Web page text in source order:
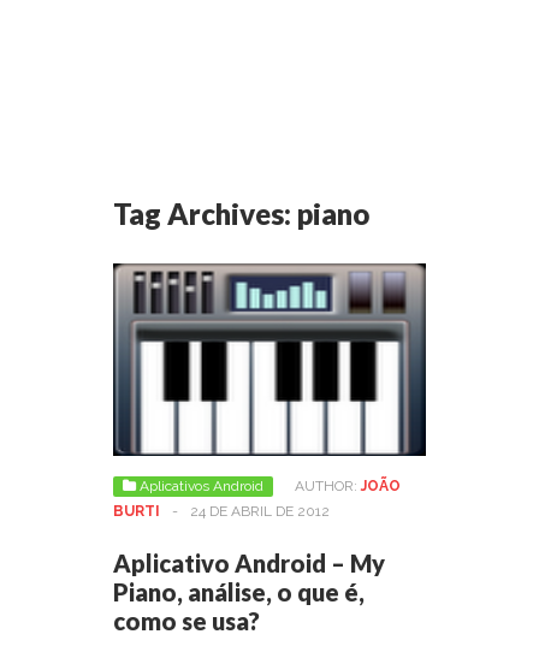
Tag Archives: piano
Aplicativos Android AUTHOR: JOÃO
BURTI
- 24 DE ABRIL DE 2012
Aplicativo Android – My
Piano, análise, o que é,
como se usa?